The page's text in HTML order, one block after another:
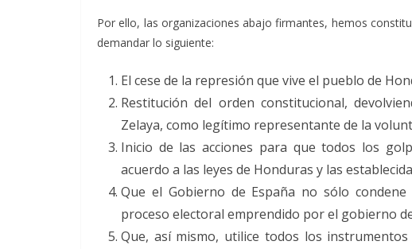
Por ello, las organizaciones abajo firmantes, hemos
demandar lo siguiente:
El cese de la represión que vive el pueblo de
Restitución del orden constitucional,
Zelaya, como legítimo representante de la
Inicio de las acciones para que todos los
acuerdo a las leyes de Honduras y las
Que el Gobierno de España no sólo
proceso electoral emprendido por el gobierno
Que, así mismo, utilice todos los